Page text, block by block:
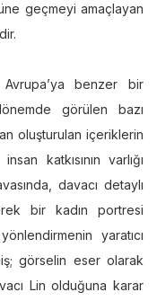
geçmeyi amaçlayan
Avrupa’ya benzer bir
görülen bazı
oluşturulan içeriklerin
katkısının varlığı
davacı detaylı
bir kadın portresi
yaratıcı
görselin eser olarak
Lin olduğuna karar